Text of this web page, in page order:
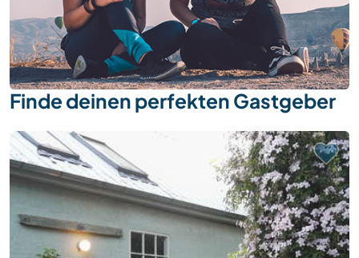
Finde deinen perfekten Gastgeber